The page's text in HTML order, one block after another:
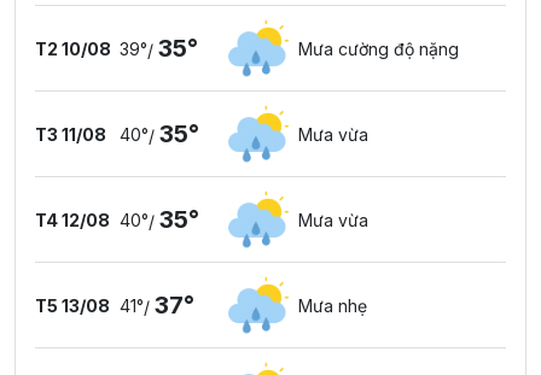
T2 10/08 39°/ 35° Mưa cường độ nặng
T3 11/08 40°/ 35° Mưa vừa
T4 12/08 40°/ 35° Mưa vừa
T5 13/08 41°/ 37° Mưa nhẹ